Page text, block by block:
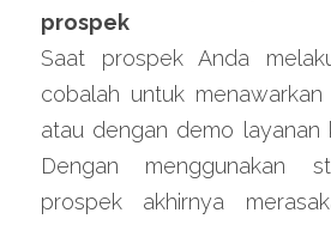
prospek
Saat prospek Anda
cobalah untuk
atau dengan demo layanan
Dengan menggunakan
prospek akhirnya